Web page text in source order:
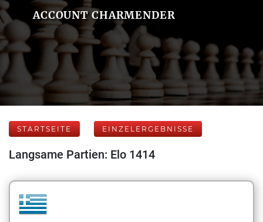
ACCOUNT CHARMENDER
STARTSEITE EINZELERGEBNISSE
Langsame Partien: Elo 1414